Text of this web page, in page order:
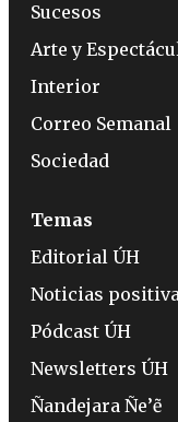
Sucesos
Arte y
Interior
Correo Semanal
Sociedad
Temas
Editorial ÚH
Noticias
Pódcast ÚH
Newsletters ÚH
Ñandejara Ñe’ẽ